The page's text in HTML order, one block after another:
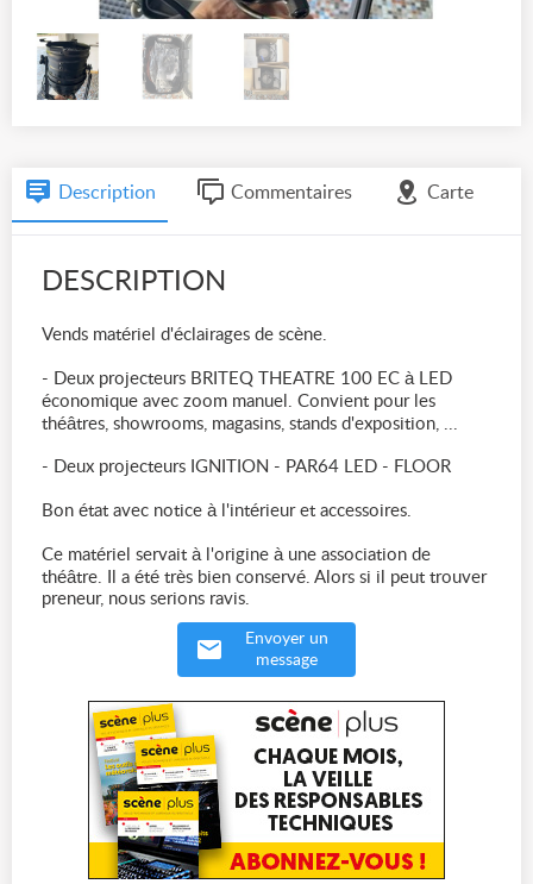
Description Commentaires Carte
DESCRIPTION
Vends matériel d'éclairages de scène.
- Deux projecteurs BRITEQ THEATRE 100 EC à LED
économique avec zoom manuel. Convient pour les
théâtres, showrooms, magasins, stands d'exposition, ...
- Deux projecteurs IGNITION - PAR64 LED - FLOOR
Bon état avec notice à l'intérieur et accessoires.
Ce matériel servait à l'origine à une association de
théâtre. Il a été très bien conservé. Alors si il peut trouver
preneur, nous serions ravis.
Envoyer un
message